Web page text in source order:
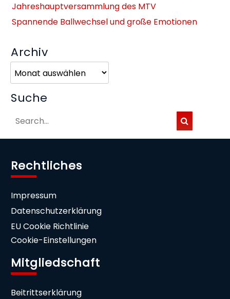
Jahreshauptversammlung des MTV
Spannende Ballwechsel und große Emotionen
Archiv
Suche
Rechtliches
Impressum
Datenschutzerklärung
EU Cookie Richtlinie
Cookie-Einstellungen
Mitgliedschaft
Beitrittserklärung